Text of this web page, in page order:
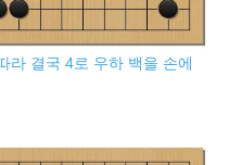
라 결국 4로 우하 백을 손에